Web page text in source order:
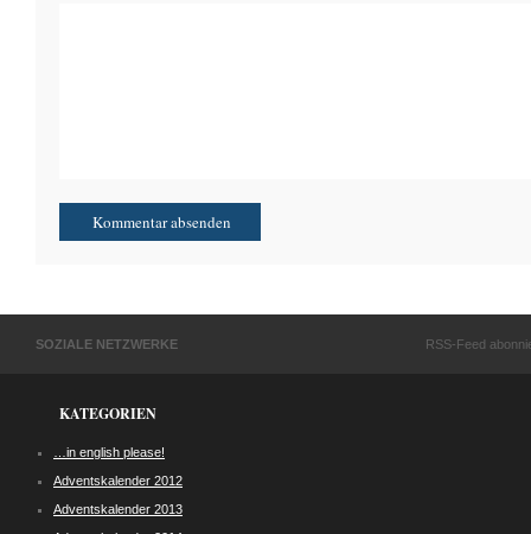
SOZIALE NETZWERKE RSS-Feed
KATEGORIEN
…in english please!
Adventskalender 2012
Adventskalender 2013